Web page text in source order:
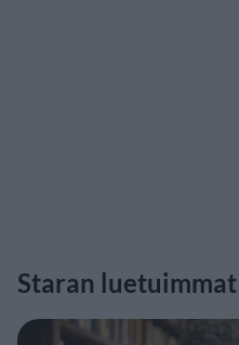
Staran luetuimmat